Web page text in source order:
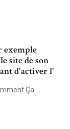
exemple
site de son
d'activer l'
Ça